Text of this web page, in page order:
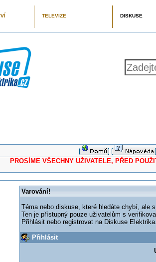
TELEVIZE DISKUSE
VŠECHNY UŽIVATELE, PŘED
Varování!
Téma nebo diskuse, které hledáte chybí, ale
Ten je přístupný pouze uživatelům s
Přihlásit nebo registrovat na Diskuse
Přihlásit